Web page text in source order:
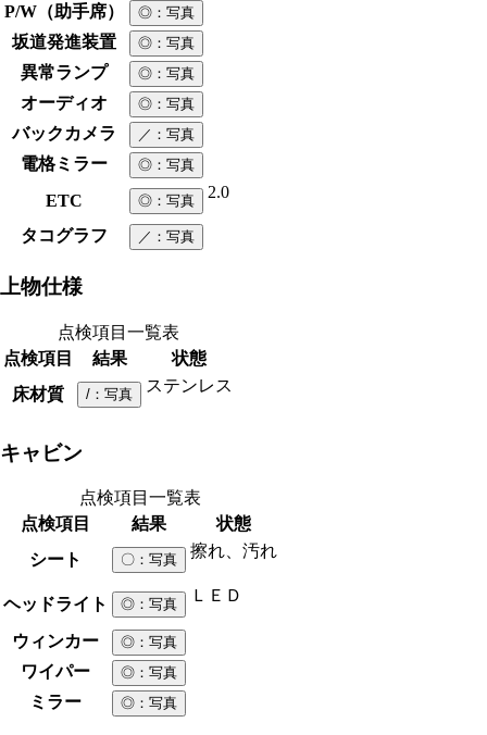
P/W（助手席） ◎ ：写真
坂道発進装置 ◎ ：写真
異常ランプ ◎ ：写真
オーディオ ◎ ：写真
バックカメラ ／ ：写真
電格ミラー ◎ ：写真
ETC ◎ ：写真 2.0
タコグラフ ／ ：写真
上物仕様
点検項目一覧表
点検項目
結果
状態
床材質
/ ：写真 ステンレス
キャビン
点検項目一覧表
点検項目
結果
状態
シート
〇 ：写真 擦れ、汚れ
ヘッドライト ◎ ：写真 ＬＥＤ
ウィンカー ◎ ：写真
ワイパー ◎ ：写真
ミラー ◎ ：写真